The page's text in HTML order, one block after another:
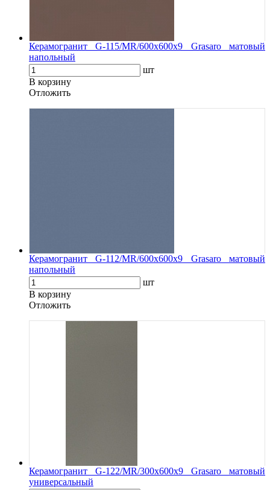
Керамогранит G-115/MR/600x600x9 Grasaro матовый
напольный
шт
В корзину
Oтложить
Керамогранит G-112/MR/600x600x9 Grasaro матовый
напольный
шт
В корзину
Oтложить
Керамогранит G-122/MR/300x600x9 Grasaro матовый
универсальный